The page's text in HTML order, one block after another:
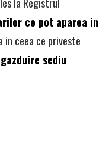
ce pot aparea in
in ceea ce priveste
gazduire sediu